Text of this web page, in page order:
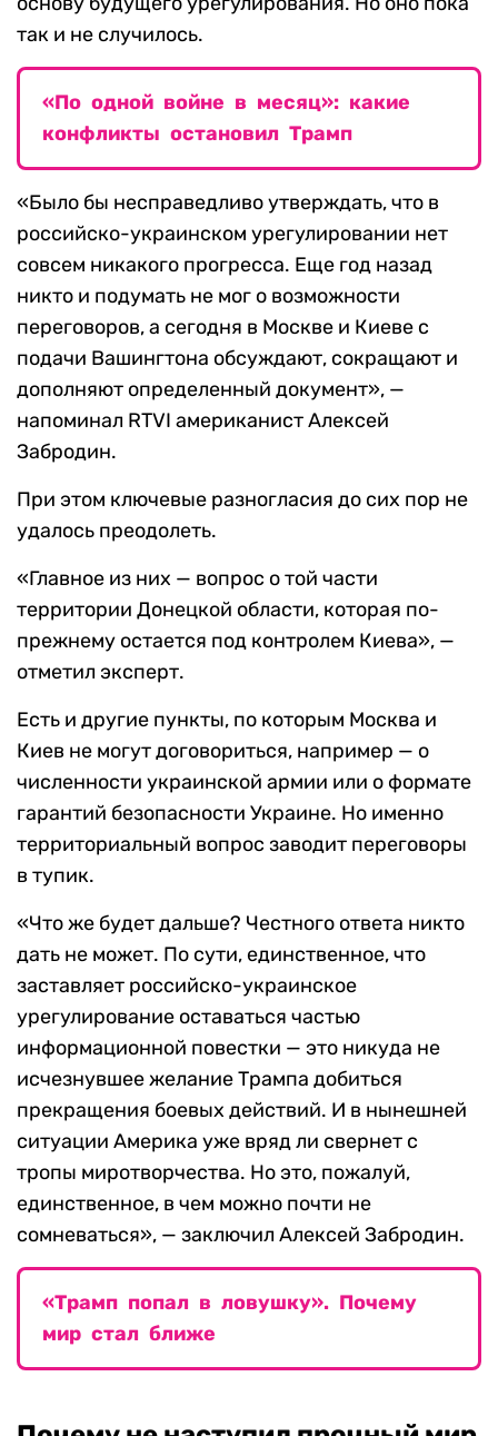
так и не случилось.
«По одной войне в месяц»: какие
конфликты остановил Трамп
«Было бы несправедливо утверждать, что в
российско-украинском урегулировании нет
совсем никакого прогресса. Еще год назад
никто и подумать не мог о возможности
переговоров, а сегодня в Москве и Киеве с
подачи Вашингтона обсуждают, сокращают и
дополняют определенный документ», —
напоминал RTVI американист Алексей
Забродин.
При этом ключевые разногласия до сих пор не
удалось преодолеть.
«Главное из них — вопрос о той части
территории Донецкой области, которая по-
прежнему остается под контролем Киева», —
отметил эксперт.
Есть и другие пункты, по которым Москва и
Киев не могут договориться, например — о
численности украинской армии или о формате
гарантий безопасности Украине. Но именно
территориальный вопрос заводит переговоры
в тупик.
«Что же будет дальше? Честного ответа никто
дать не может. По сути, единственное, что
заставляет российско-украинское
урегулирование оставаться частью
информационной повестки — это никуда не
исчезнувшее желание Трампа добиться
прекращения боевых действий. И в нынешней
ситуации Америка уже вряд ли свернет с
тропы миротворчества. Но это, пожалуй,
единственное, в чем можно почти не
сомневаться», — заключил Алексей Забродин.
«Трамп попал в ловушку». Почему
мир стал ближе